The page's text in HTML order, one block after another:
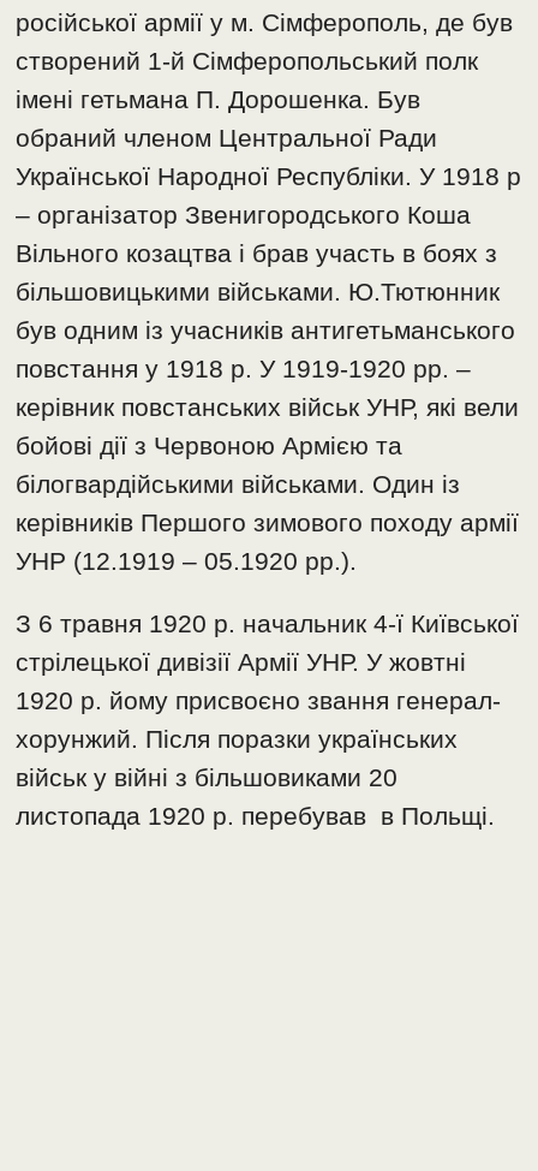
російської армії у м. Сімферополь, де був
створений 1-й Сімферопольський полк
імені гетьмана П. Дорошенка. Був
обраний членом Центральної Ради
Української Народної Республіки. У 1918 р
– організатор Звенигородського Коша
Вільного козацтва і брав участь в боях з
більшовицькими військами. Ю.Тютюнник
був одним із учасників антигетьманського
повстання у 1918 р. У 1919-1920 рр. –
керівник повстанських військ УНР, які вели
бойові дії з Червоною Армією та
білогвардійськими військами. Один із
керівників Першого зимового походу армії
УНР (12.1919 – 05.1920 рр.).
З 6 травня 1920 р. начальник 4-ї Київської
стрілецької дивізії Армії УНР. У жовтні
1920 р. йому присвоєно звання генерал-
хорунжий. Після поразки українських
військ у війні з більшовиками 20
листопада 1920 р. перебував в Польщі.